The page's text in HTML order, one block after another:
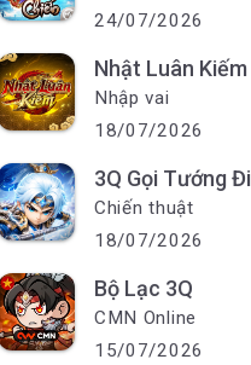
24/07/2026
Nhật Luân Kiếm
Nhập vai
18/07/2026
3Q Gọi Tướng Đi
Chiến thuật
18/07/2026
Bộ Lạc 3Q
CMN Online
15/07/2026